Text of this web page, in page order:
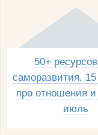
50+
саморазвития,
про отношения
июль